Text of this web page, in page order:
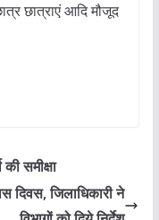
छात्राएं आदि मौजूद
समीक्षा
दिवस, जिलाधिकारी ने